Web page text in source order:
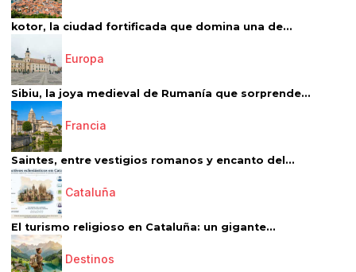
kotor, la ciudad fortificada que domina una de...
Europa
Sibiu, la joya medieval de Rumanía que sorprende...
Francia
Saintes, entre vestigios romanos y encanto del...
Cataluña
El turismo religioso en Cataluña: un gigante...
Destinos